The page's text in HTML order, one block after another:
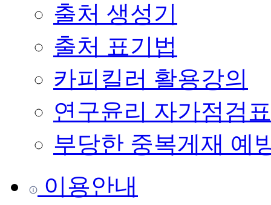
출처 생성기
출처 표기법
카피킬러 활용강의
연구윤리 자가점검표
부당한 중복게재 예
이용안내